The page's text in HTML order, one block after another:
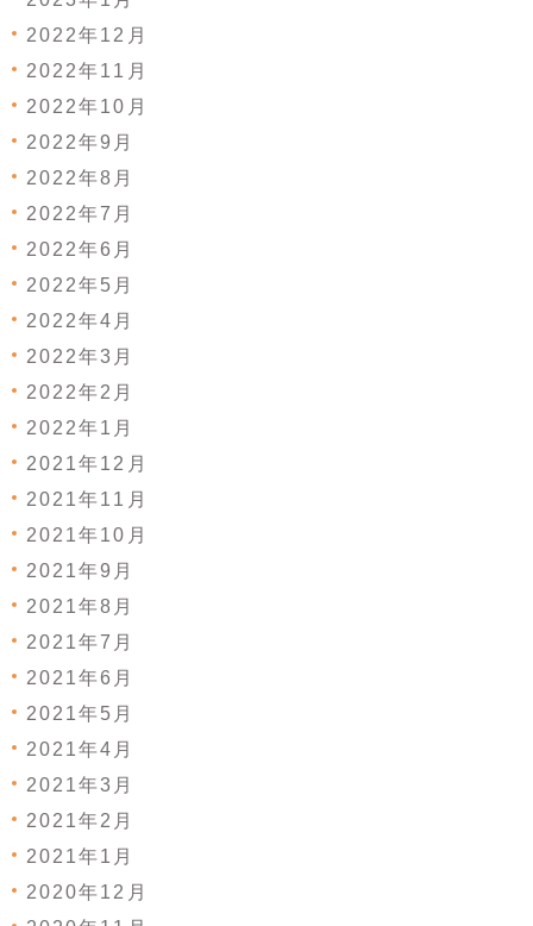
2022年12月
2022年11月
2022年10月
2022年9月
2022年8月
2022年7月
2022年6月
2022年5月
2022年4月
2022年3月
2022年2月
2022年1月
2021年12月
2021年11月
2021年10月
2021年9月
2021年8月
2021年7月
2021年6月
2021年5月
2021年4月
2021年3月
2021年2月
2021年1月
2020年12月